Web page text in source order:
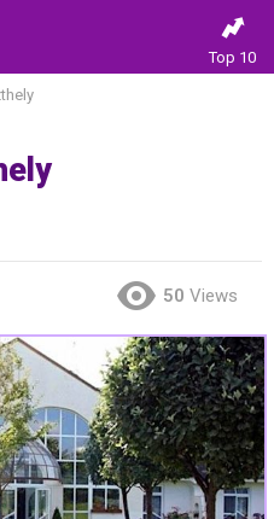
Top 10
50 Views